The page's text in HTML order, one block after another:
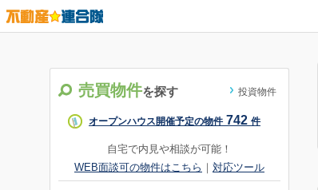
売買物件を探す 投資物件
オープンハウス開催予定の物件 742 件
自宅で内見や相談が可能！
WEB面談可の物件はこちら ｜ 対応ツール